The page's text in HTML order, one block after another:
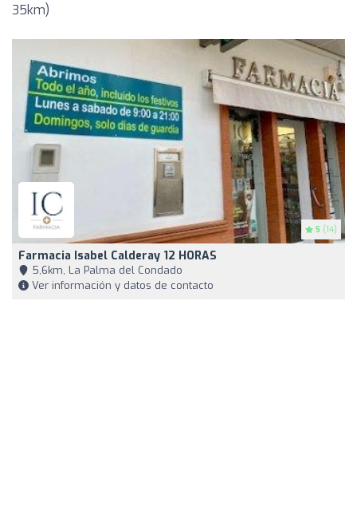
35km)
5 (14)
Farmacia Isabel Calderay 12 HORAS
5,6km, La Palma del Condado
Ver información y datos de contacto